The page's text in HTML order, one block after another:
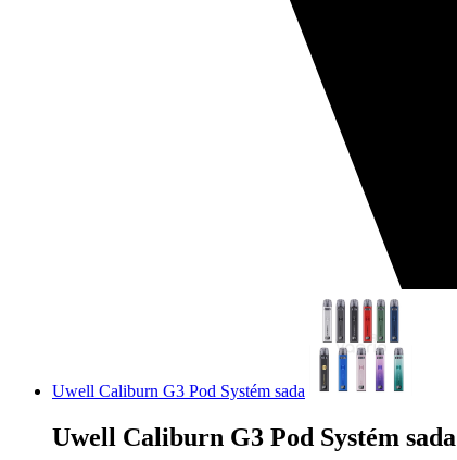
Uwell Caliburn G3 Pod Systém sada
Uwell Caliburn G3 Pod Systém sada